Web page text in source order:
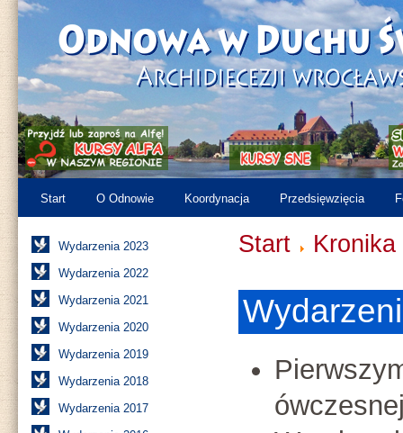
Start O Odnowie Koordynacja Przedsięwzięcia
Wydarzenia 2023
Wydarzenia 2022
Wydarzenia 2021
Wydarzenia 2020
Wydarzenia 2019
Wydarzenia 2018
Wydarzenia 2017
Start Kronika